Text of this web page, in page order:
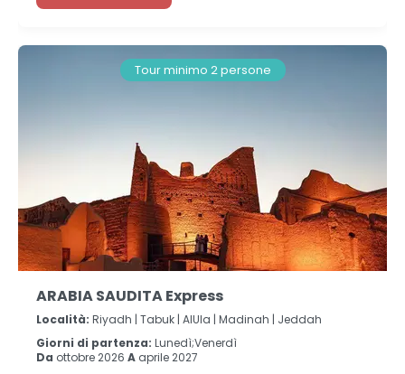
Tour minimo 2 persone
ARABIA SAUDITA Express
Località: Riyadh | Tabuk | AlUla | Madinah | Jeddah
Giorni di partenza: Lunedì;Venerdì
Da ottobre 2026 A aprile 2027